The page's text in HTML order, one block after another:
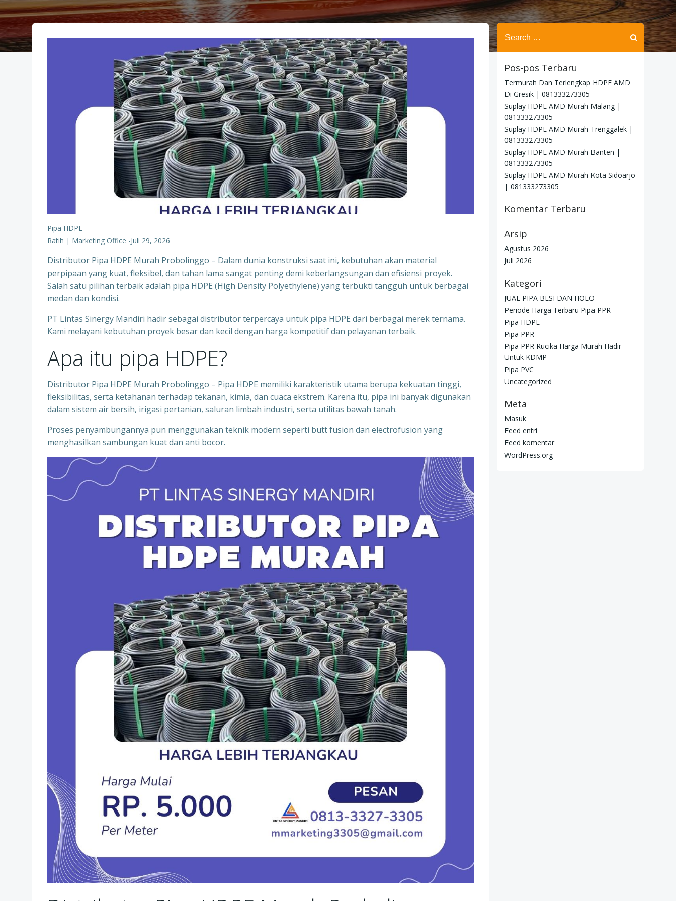
Pipa HDPE
Ratih | Marketing Office -Juli 29, 2026
Distributor Pipa HDPE Murah Probolinggo – Dalam dunia konstruksi saat ini, kebutuhan akan material
perpipaan yang kuat, fleksibel, dan tahan lama sangat penting demi keberlangsungan dan efisiensi proyek.
Salah satu pilihan terbaik adalah pipa HDPE (High Density Polyethylene) yang terbukti tangguh untuk berbagai
medan dan kondisi.
PT Lintas Sinergy Mandiri hadir sebagai distributor terpercaya untuk pipa HDPE dari berbagai merek ternama.
Kami melayani kebutuhan proyek besar dan kecil dengan harga kompetitif dan pelayanan terbaik.
Apa itu pipa HDPE?
Distributor Pipa HDPE Murah Probolinggo – Pipa HDPE memiliki karakteristik utama berupa kekuatan tinggi,
fleksibilitas, serta ketahanan terhadap tekanan, kimia, dan cuaca ekstrem. Karena itu, pipa ini banyak digunakan
dalam sistem air bersih, irigasi pertanian, saluran limbah industri, serta utilitas bawah tanah.
Proses penyambungannya pun menggunakan teknik modern seperti butt fusion dan electrofusion yang
menghasilkan sambungan kuat dan anti bocor.
Search
for:
Pos-pos Terbaru
Termurah Dan Terlengkap HDPE AMD
Di Gresik | 081333273305
Suplay HDPE AMD Murah Malang |
081333273305
Suplay HDPE AMD Murah Trenggalek |
081333273305
Suplay HDPE AMD Murah Banten |
081333273305
Suplay HDPE AMD Murah Kota Sidoarjo
| 081333273305
Komentar Terbaru
Arsip
Agustus 2026
Juli 2026
Kategori
JUAL PIPA BESI DAN HOLO
Periode Harga Terbaru Pipa PPR
Pipa HDPE
Pipa PPR
Pipa PPR Rucika Harga Murah Hadir
Untuk KDMP
Pipa PVC
Uncategorized
Meta
Masuk
Feed entri
Feed komentar
WordPress.org